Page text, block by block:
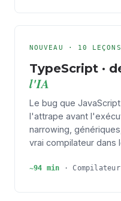
NOUVEAU · 10 LEÇONS
TypeScript ·
l'IA
Le bug que
l'attrape avant
narrowing,
vrai compilateur dans
~94 min ·